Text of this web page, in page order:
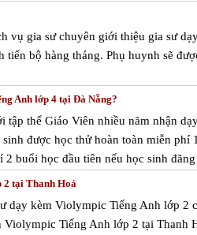
vụ gia sư chuyên giới thiệu gia sư
tiến bộ hàng tháng. Phụ huynh sẽ
Anh lớp 4 tại Đà Nẵng?
tập thể Giáo Viên nhiều năm nhận
được học thử hoàn toàn miễn
2 buổi học đầu tiên nếu học sinh
2 tại Thanh Hoá
dạy kèm Violympic Tiếng Anh lớp 2
Violympic Tiếng Anh lớp 2 tại Thanh